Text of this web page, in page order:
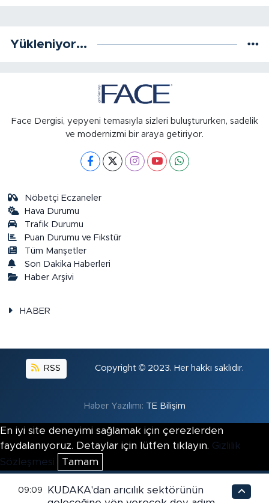
Yükleniyor...
Face Dergisi, yepyeni temasıyla sizleri buluştururken, sadelik
ve modernizmi bir araya getiriyor.
Nöbetçi Eczaneler
Hava Durumu
Trafik Durumu
Puan Durumu ve Fikstür
Tüm Manşetler
Son Dakika Haberleri
Haber Arşivi
HABER
RSS Copyright © 2023. Her hakkı saklıdır.
Haber Yazılımı: TE Bilişim
En iyi site deneyimi sağlamak için çerezlerden
faydalanıyoruz. Detaylar için lütfen tıklayın. Gizlilik
Sözleşmesi
Tamam
09:09
KUDAKA'dan arıcılık sektörünün